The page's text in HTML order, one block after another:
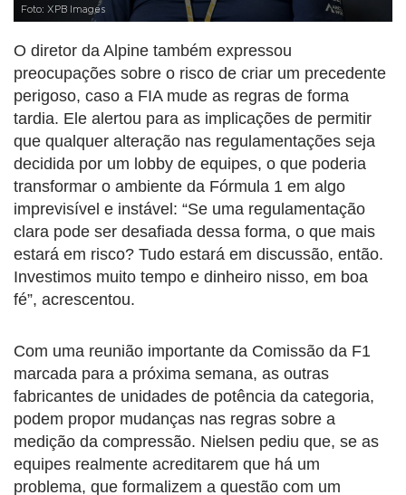
Foto: XPB Images
O diretor da Alpine também expressou
preocupações sobre o risco de criar um precedente
perigoso, caso a FIA mude as regras de forma
tardia. Ele alertou para as implicações de permitir
que qualquer alteração nas regulamentações seja
decidida por um lobby de equipes, o que poderia
transformar o ambiente da Fórmula 1 em algo
imprevisível e instável: “Se uma regulamentação
clara pode ser desafiada dessa forma, o que mais
estará em risco? Tudo estará em discussão, então.
Investimos muito tempo e dinheiro nisso, em boa
fé”, acrescentou.
Com uma reunião importante da Comissão da F1
marcada para a próxima semana, as outras
fabricantes de unidades de potência da categoria,
podem propor mudanças nas regras sobre a
medição da compressão. Nielsen pediu que, se as
equipes realmente acreditarem que há um
problema, que formalizem a questão com um